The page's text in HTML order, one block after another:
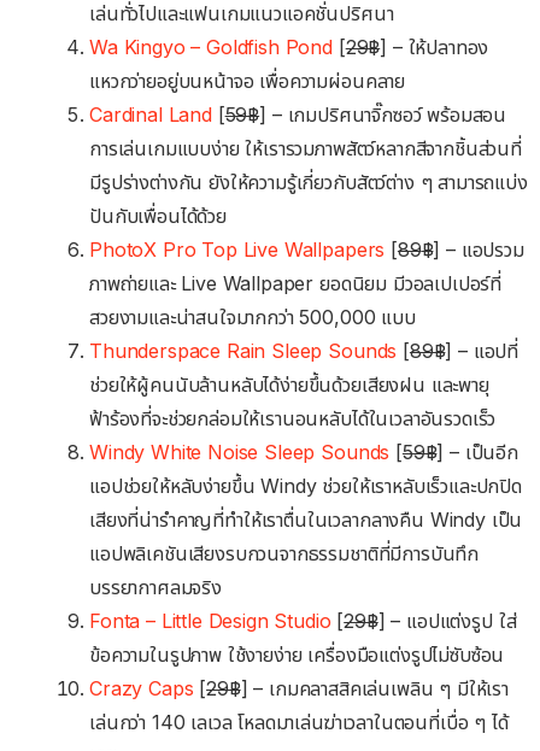
เล่นทั่วไปและแฟนเกมแนวแอคชั่นปริศนา
Wa Kingyo – Goldfish Pon‪d [29฿] – ให้ปลาทอง
แหวกว่ายอยู่บนหน้าจอ เพื่อความผ่อนคลาย
Cardinal Lan‪d‬ [59฿] – เกมปริศนาจิ๊กซอว์ พร้อมสอน
การเล่นเกมแบบง่าย ให้เรารวมภาพสัตว์หลากสีจากชิ้นส่วนที่
มีรูปร่างต่างกัน ยังให้ความรู้เกี่ยวกับสัตว์ต่าง ๆ สามารถแบ่ง
ปันกับเพื่อนได้ด้วย
PhotoX Pro Top Live Wallpaper‪s [89฿] – แอปรวม
ภาพถ่ายและ Live Wallpaper ยอดนิยม มีวอลเปเปอร์ที่
สวยงามและน่าสนใจมากกว่า 500,000 แบบ
Thunderspace Rain Sleep Sound‪s‬ [89฿] – แอปที่
ช่วยให้ผู้คนนับล้านหลับได้ง่ายขึ้นด้วยเสียงฝน และพายุ
ฟ้าร้องที่จะช่วยกล่อมให้เรานอนหลับได้ในเวลาอันรวดเร็ว
Windy White Noise Sleep Sound‪s ‬ [59฿] – เป็นอีก
แอปช่วยให้หลับง่ายขึ้น Windy ช่วยให้เราหลับเร็วและปกปิด
เสียงที่น่ารำคาญที่ทำให้เราตื่นในเวลากลางคืน Windy เป็น
แอปพลิเคชันเสียงรบกวนจากธรรมชาติที่มีการบันทึก
บรรยากาศลมจริง
Fonta – Little Design Studi‪o ‬ [29฿] – แอปแต่งรูป ใส่
ข้อความในรูปภาพ ใช้งายง่าย เครื่องมือแต่งรูปไม่ซับซ้อน
Crazy Cap‪s ‬[29฿] – เกมคลาสสิคเล่นเพลิน ๆ มีให้เรา
เล่นกว่า 140 เลเวล โหลดมาเล่นฆ่าเวลาในตอนที่เบื่อ ๆ ได้